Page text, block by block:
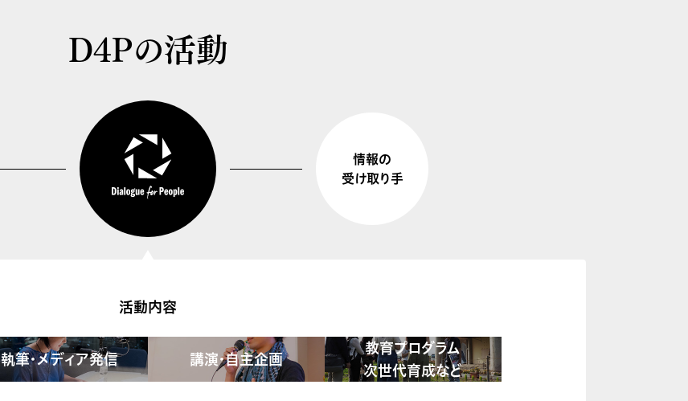
D4Pの活動
情報の
受け取り手
活動内容
執筆・メディア発信 講演・自主企画
教育プログラム
次世代育成など